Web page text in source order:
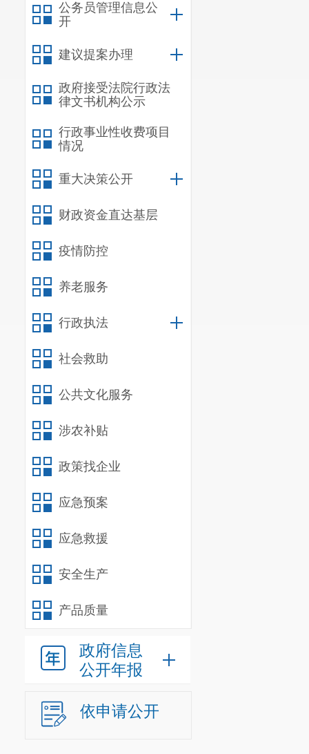
公务员管理信息公
开
建议提案办理
政府接受法院行政法
律文书机构公示
行政事业性收费项目
情况
重大决策公开
财政资金直达基层
疫情防控
养老服务
行政执法
社会救助
公共文化服务
涉农补贴
政策找企业
应急预案
应急救援
安全生产
产品质量
政府信息
公开年报
依申请公开